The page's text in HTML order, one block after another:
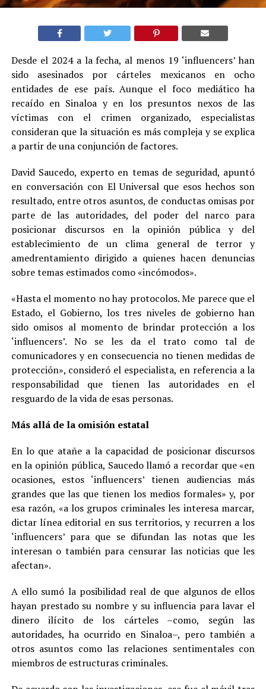
Desde el 2024 a la fecha, al menos 19 ‘influencers’ han
sido asesinados por cárteles mexicanos en ocho
entidades de ese país. Aunque el foco mediático ha
recaído en Sinaloa y en los presuntos nexos de las
víctimas con el crimen organizado, especialistas
consideran que la situación es más compleja y se explica
a partir de una conjunción de factores.
David Saucedo, experto en temas de seguridad, apuntó
en conversación con El Universal que esos hechos son
resultado, entre otros asuntos, de conductas omisas por
parte de las autoridades, del poder del narco para
posicionar discursos en la opinión pública y del
establecimiento de un clima general de terror y
amedrentamiento dirigido a quienes hacen denuncias
sobre temas estimados como «incómodos».
«Hasta el momento no hay protocolos. Me parece que el
Estado, el Gobierno, los tres niveles de gobierno han
sido omisos al momento de brindar protección a los
‘influencers’. No se les da el trato como tal de
comunicadores y en consecuencia no tienen medidas de
protección», consideró el especialista, en referencia a la
responsabilidad que tienen las autoridades en el
resguardo de la vida de esas personas.
Más allá de la omisión estatal
En lo que atañe a la capacidad de posicionar discursos
en la opinión pública, Saucedo llamó a recordar que «en
ocasiones, estos ‘influencers’ tienen audiencias más
grandes que las que tienen los medios formales» y, por
esa razón, «a los grupos criminales les interesa marcar,
dictar línea editorial en sus territorios, y recurren a los
‘influencers’ para que se difundan las notas que les
interesan o también para censurar las noticias que les
afectan».
A ello sumó la posibilidad real de que algunos de ellos
hayan prestado su nombre y su influencia para lavar el
dinero ilícito de los cárteles –como, según las
autoridades, ha ocurrido en Sinaloa–, pero también a
otros asuntos como las relaciones sentimentales con
miembros de estructuras criminales.